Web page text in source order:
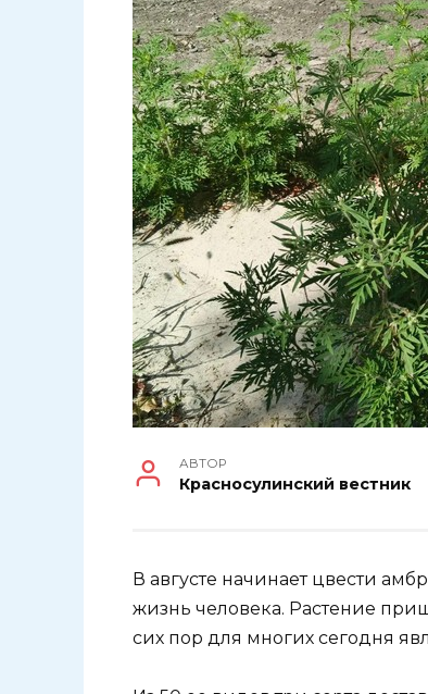
АВТОР
Красносулинский вестник
В августе начинает цвести
жизнь человека. Растение
сих пор для многих сегодня